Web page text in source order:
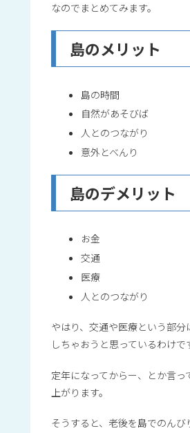
なのでまとめてみます。
島のメリット
島の時間
自然があそびば
人とのつながり
意外とべんり
島のデメリット
お金
交通
医療
人とのつながり
やはり、交通や医療という部
しちゃおうと思っているわけで
定年になってからー、とか言
上がります。
そうすると、老後を島でのん